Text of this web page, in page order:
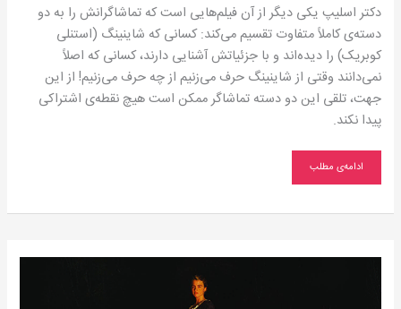
دکتر اسلیپ یکی دیگر از آن فیلم‌هایی است که تماشاگرانش را به دو
دسته‌ی کاملاً متفاوت تقسیم می‌کند: کسانی که شاینینگ (استنلی
کوبریک) را دیده‌اند و با جزئیاتش آشنایی دارند، کسانی که اصلاً
نمی‌دانند وقتی از شاینینگ حرف می‌زنیم از چه حرف می‌زنیم! از این
جهت، تلقی این دو دسته تماشاگر ممکن است هیچ نقطه‌ی اشتراکی
پیدا نکند.
ادامه‌ی مطلب